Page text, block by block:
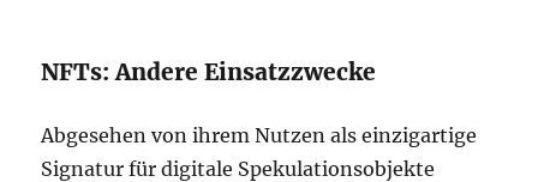
NFTs: Andere Einsatzzwecke
Abgesehen von ihrem Nutzen als einzigartige
Signatur für digitale Spekulationsobjekte